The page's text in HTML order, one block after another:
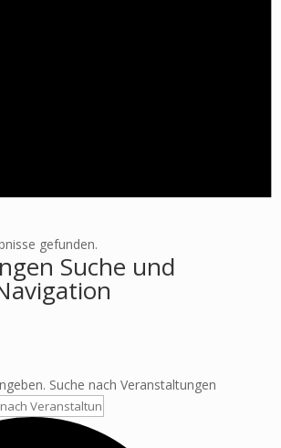
gefunden.
Suche und
Suche nach Veranstaltungen